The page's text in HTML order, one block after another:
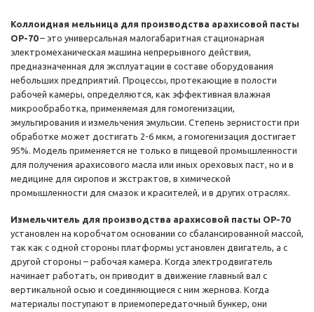
Коллоидная мельница для производства арахисовой пасты
OP-70– это универсальная малогабаритная стационарная
электромеханическая машина непрерывного действия,
предназначенная для эксплуатации в составе оборудования
небольших предприятий. Процессы, протекающие в полости
рабочей камеры, определяются, как эффективная влажная
микрообработка, применяемая для гомогенизации,
эмульгирования и измельчения эмульсии. Степень зернистости при
обработке может достигать 2-6 мкм, а гомогенизация достигает
95%. Модель применяется не только в пищевой промышленности
для получения арахисового масла или иных ореховых паст, но и в
медицине для сиропов и экстрактов, в химической
промышленности для смазок и красителей, и в других отраслях.
Измельчитель для производства арахисовой пасты OP-70
установлен на коробчатом основании со сбалансированной массой,
так как с одной стороны платформы установлен двигатель, а с
другой стороны – рабочая камера. Когда электродвигатель
начинает работать, он приводит в движение главный вал с
вертикальной осью и соединяющиеся с ним жернова. Когда
материалы поступают в приемопередаточный бункер, они